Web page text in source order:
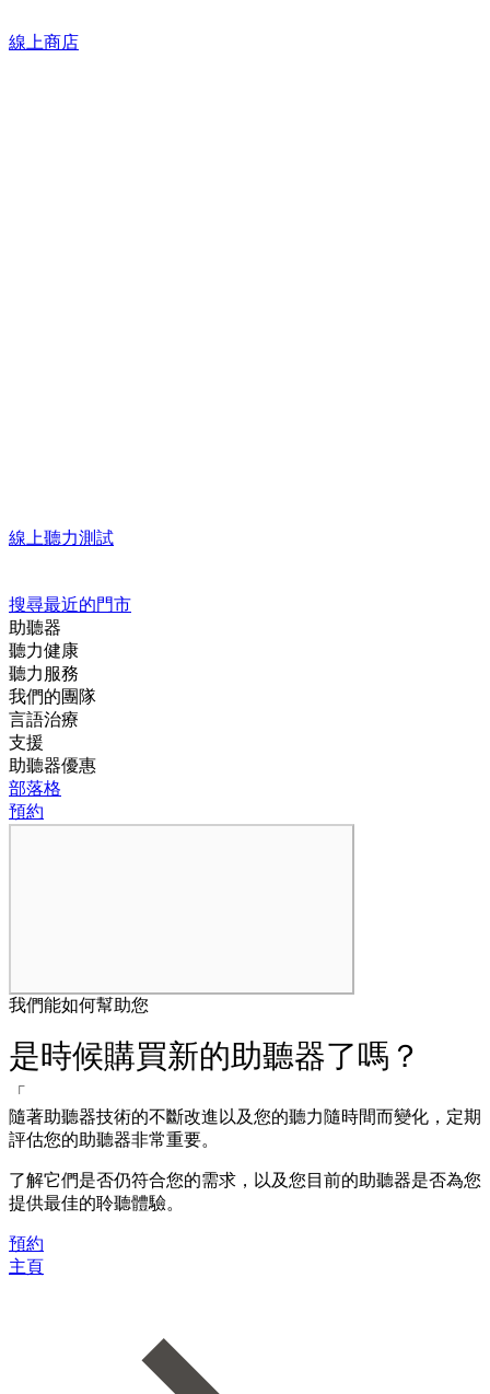
線上商店
線上聽力測試
搜尋最近的門市
助聽器
聽力健康
聽力服務
我們的團隊
言語治療
支援
助聽器優惠
部落格
預約
我們能如何幫助您
是時候購買新的助聽器了嗎？
「
隨著助聽器技術的不斷改進以及您的聽力隨時間而變化，定期
評估您的助聽器非常重要。
了解它們是否仍符合您的需求，以及您目前的助聽器是否為您
提供最佳的聆聽體驗。
預約
主頁